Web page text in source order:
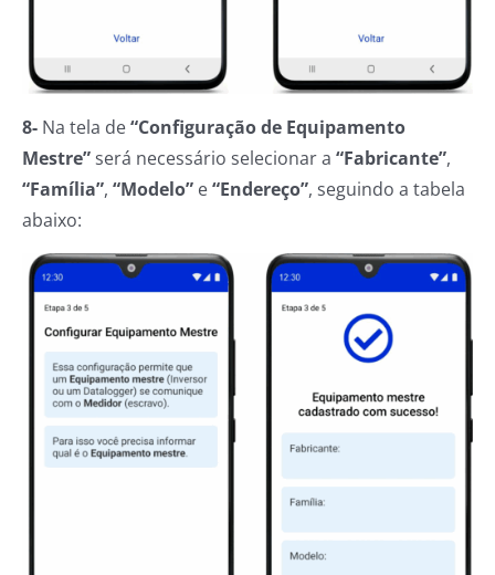
8- Na tela de“Configuração de Equipamento
Mestre”será necessário selecionar a “Fabricante”,
“Família”, “Modelo” e“Endereço”, seguindo a tabela
abaixo: